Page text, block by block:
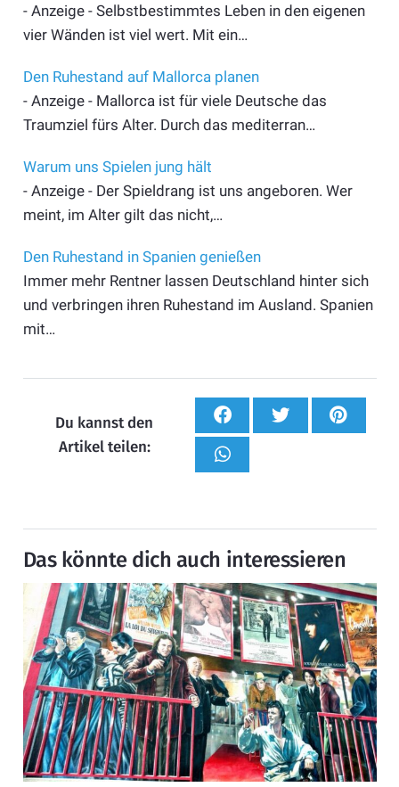
- Anzeige - Selbstbestimmtes Leben in den eigenen
vier Wänden ist viel wert. Mit ein…
Den Ruhestand auf Mallorca planen
- Anzeige - Mallorca ist für viele Deutsche das
Traumziel fürs Alter. Durch das mediterran…
Warum uns Spielen jung hält
- Anzeige - Der Spieldrang ist uns angeboren. Wer
meint, im Alter gilt das nicht,…
Den Ruhestand in Spanien genießen
Immer mehr Rentner lassen Deutschland hinter sich
und verbringen ihren Ruhestand im Ausland. Spanien
mit…
Du kannst den
Artikel teilen:
Das könnte dich auch interessieren